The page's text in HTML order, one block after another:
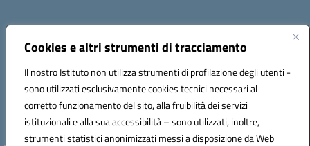
Cookies e altri strumenti di tracciamento
Il nostro Istituto non utilizza strumenti di profilazione degli utenti -
sono utilizzati esclusivamente cookies tecnici necessari al
corretto funzionamento del sito, alla fruibilità dei servizi
istituzionali e alla sua accessibilità – sono utilizzati, inoltre,
strumenti statistici anonimizzati messi a disposizione da Web
Indirizzo:
Centralino:0885 417864 Email:fgpc180008@istruzione.it
Codice fiscale: 90043150714
Codice meccanografico:
FGPC180008
Codice Indice delle Pubbliche Amministrazioni (IPA): lzcc